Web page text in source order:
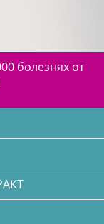
болезнях от